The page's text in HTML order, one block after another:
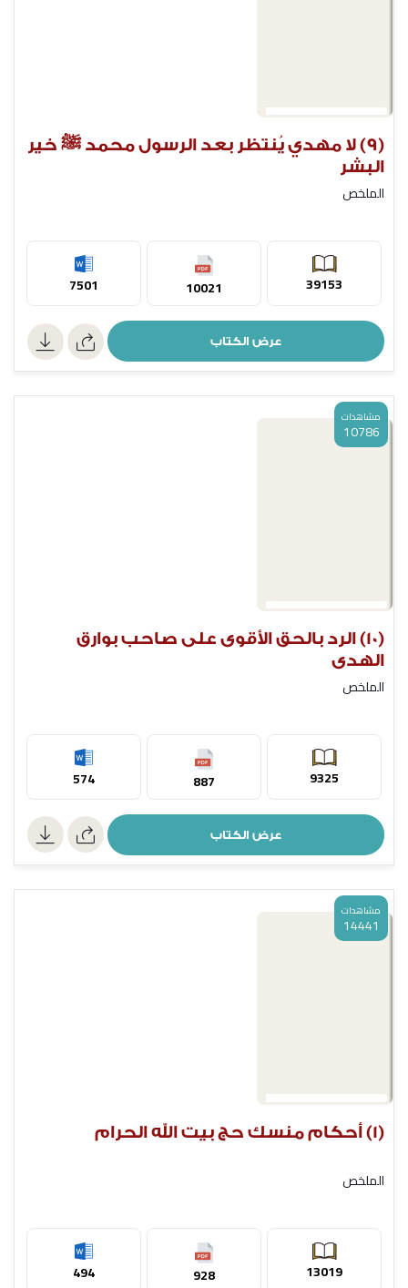
(9) لا مهدي يُنتظر بعد الرسول محمد ﷺ خير
البشر
الملخص
39153
10021
7501
عرض الكتاب
مشاهدات
10786
(10) الرد بالحق الأقوى على صاحب بوارق
الهدى
الملخص
9325
887
574
عرض الكتاب
مشاهدات
14441
(1) أحكام منسك حج بيت الله الحرام
الملخص
13019
928
494